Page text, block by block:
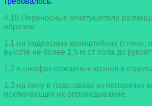
4.15 Переносные огнетушители
образом:
1.1 на подвесных кронштейнах (стены,
высоте не более 1,5 м от пола до
1.2 в шкафах пожарных кранов в
1.3 на полу в подставках из негорючих
исключающих их опрокидывание.